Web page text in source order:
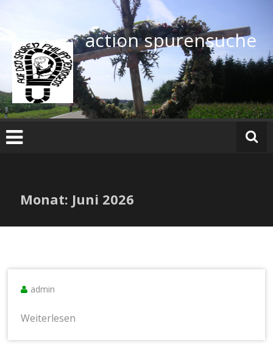
action spurensuche
Monat: Juni 2026
admin
Weiterlesen